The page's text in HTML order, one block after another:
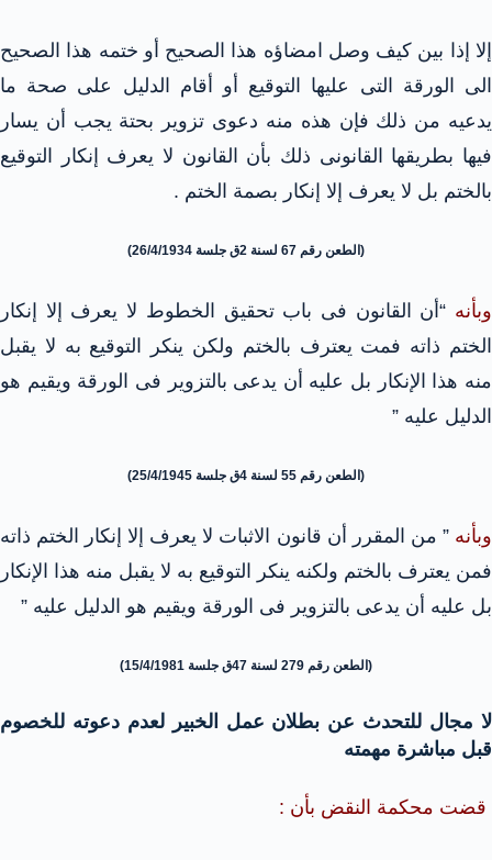
إلا إذا بين كيف وصل امضاؤه هذا الصحيح أو ختمه هذا الصحيح
الى الورقة التى عليها التوقيع أو أقام الدليل على صحة ما
يدعيه من ذلك فإن هذه منه دعوى تزوير بحتة يجب أن يسار
فيها بطريقها القانونى ذلك بأن القانون لا يعرف إنكار التوقيع
بالختم بل لا يعرف إلا إنكار بصمة الختم .
(الطعن رقم 67 لسنة 2ق جلسة 26/4/1934)
وبأنه “أن القانون فى باب تحقيق الخطوط لا يعرف إلا إنكار
الختم ذاته فمت يعترف بالختم ولكن ينكر التوقيع به لا يقبل
منه هذا الإنكار بل عليه أن يدعى بالتزوير فى الورقة ويقيم هو
الدليل عليه ”
(الطعن رقم 55 لسنة 4ق جلسة 25/4/1945)
وبأنه ” من المقرر أن قانون الاثبات لا يعرف إلا إنكار الختم ذاته
فمن يعترف بالختم ولكنه ينكر التوقيع به لا يقبل منه هذا الإنكار
بل عليه أن يدعى بالتزوير فى الورقة ويقيم هو الدليل عليه ”
(الطعن رقم 279 لسنة 47ق جلسة 15/4/1981)
لا مجال للتحدث عن بطلان عمل الخبير لعدم دعوته للخصوم
قبل مباشرة مهمته
قضت محكمة النقض بأن :